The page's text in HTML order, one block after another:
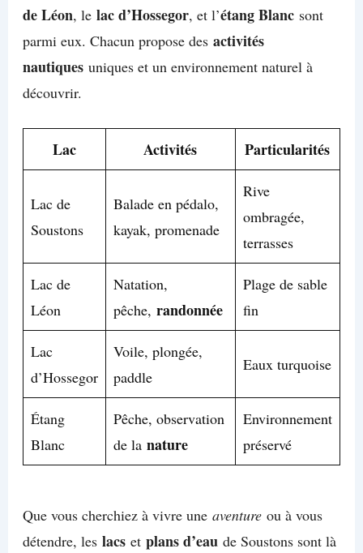
de Léon, le lac d’Hossegor, et l’étang Blancsont
parmi eux. Chacun propose des activités
nautiquesuniques et un environnement naturel à
découvrir.
Lac Activités Particularités
Lac de
Soustons
Balade en pédalo,
kayak, promenade
Rive
ombragée,
terrasses
Lac de
Léon
Natation,
pêche, randonnée
Plage de sable
fin
Lac
d’Hossegor
Voile, plongée,
paddle
Eaux turquoise
Étang
Blanc
Pêche, observation
de la nature
Environnement
préservé
Que vous cherchiez à vivre une aventureou à vous
détendre, les lacset plans d’eaude Soustons sont là